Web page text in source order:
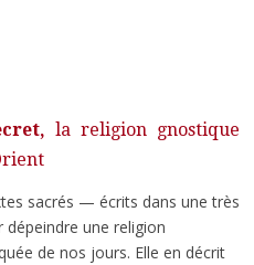
la religion gnostique
sacrés — écrits dans une très
une religion
de nos jours. Elle en décrit